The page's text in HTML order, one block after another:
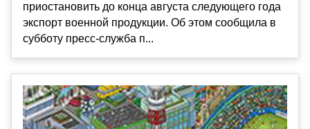
приостановить до конца августа следующего года
экспорт военной продукции. Об этом сообщила в
субботу пресс-служба п...